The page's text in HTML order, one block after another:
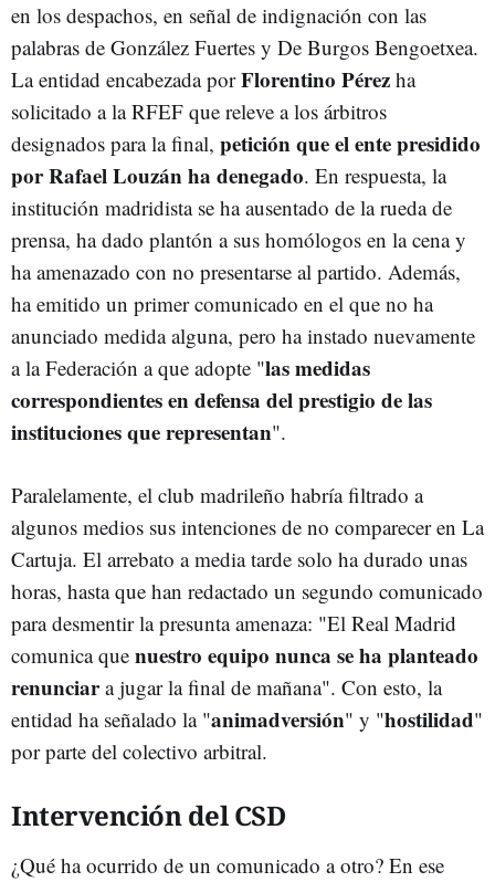
en los despachos, en señal de indignación con las
palabras de González Fuertes y De Burgos Bengoetxea.
La entidad encabezada porFlorentino Pérez ha
solicitado a la RFEF que releve a los árbitros
designados para la final, petición que el ente presidido
por Rafael Louzán ha denegado. En respuesta, la
institución madridista se ha ausentado de la rueda de
prensa, ha dado plantón a sus homólogos en la cena y
ha amenazado con no presentarse al partido. Además,
ha emitido un primer comunicado en el que no ha
anunciado medida alguna, pero ha instado nuevamente
a la Federación a que adopte "las medidas
correspondientes en defensa del prestigio de las
instituciones que representan".
Paralelamente, el club madrileño habría filtrado a
algunos medios sus intenciones de no comparecer en La
Cartuja. El arrebato a media tarde solo ha durado unas
horas, hasta que han redactado un segundo comunicado
para desmentir la presunta amenaza: "El Real Madrid
comunica que nuestro equipo nunca se ha planteado
renunciara jugar la final de mañana". Con esto, la
entidad ha señalado la "animadversión" y "hostilidad"
por parte del colectivo arbitral.
Intervención del CSD
¿Qué ha ocurrido de un comunicado a otro? En ese